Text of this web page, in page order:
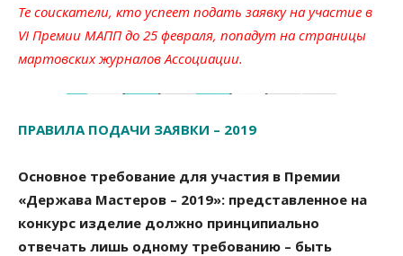
Те соискатели, кто успеет подать заявку на участие в
VI Премии МАПП до 25 февраля, попадут на страницы
мартовских журналов Ассоциации.
ПРАВИЛА ПОДАЧИ ЗАЯВКИ – 2019
Основное требование для участия в Премии
«Держава Мастеров – 2019»: представленное на
конкурс изделие должно принципиально
отвечать лишь одному требованию – быть